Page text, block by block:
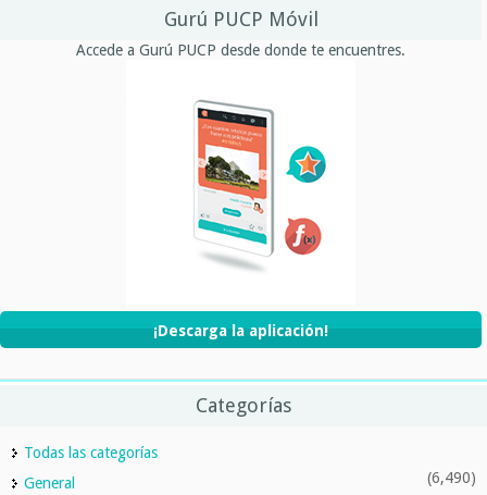
Gurú PUCP Móvil
Accede a Gurú PUCP desde donde te encuentres.
¡Descarga la aplicación!
Categorías
Todas las categorías
General
(6,490)